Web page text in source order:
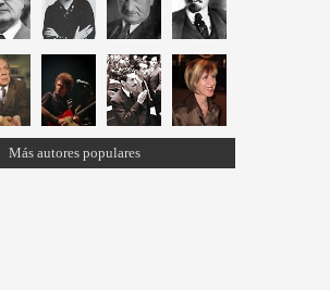
Más autores populares